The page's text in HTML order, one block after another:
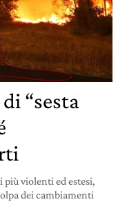
“sesta
più violenti ed estesi,
dei cambiamenti